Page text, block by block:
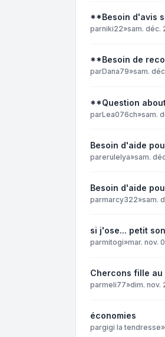
**Besoin d'avis
parniki22»sam. déc.
**Besoin de
parDana79»sam.
**Question
parLea076ch»sam.
Besoin d'aide
parerulelya»sam.
Besoin d'aide
parmarcy322»sam.
si j'ose... petit
parmitogi»mar. nov.
Chercons fille
parmeli77»dim. nov.
économies
pargigi la tendresse»